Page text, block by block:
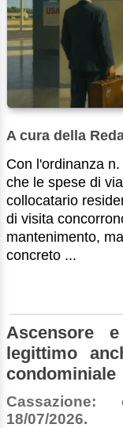
A cura della
Con l'ordinanza
che le spese di
collocatario
di visita
mantenimento,
concreto ...
Ascensore
legittimo
condominiale
18/07/2026.